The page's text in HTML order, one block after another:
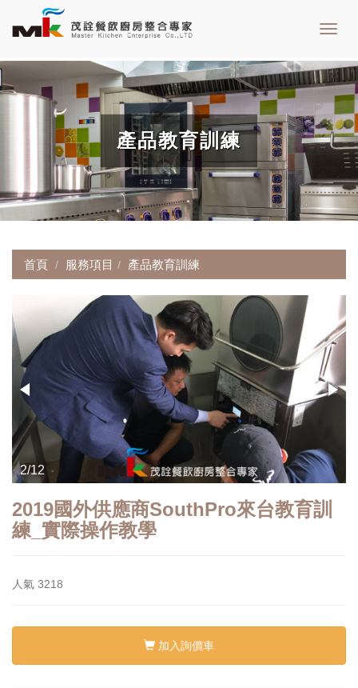
產品教育訓練
首頁 服務項目 產品教育訓練
2/12
2019國外供應商SouthPro來台教育訓
練_實際操作教學
人氣 3218
加入詢價車